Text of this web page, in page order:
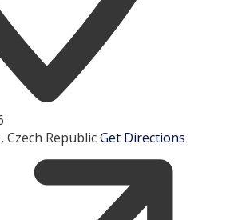
, Czech Republic Get Directions